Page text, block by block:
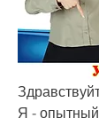
Я - опытный